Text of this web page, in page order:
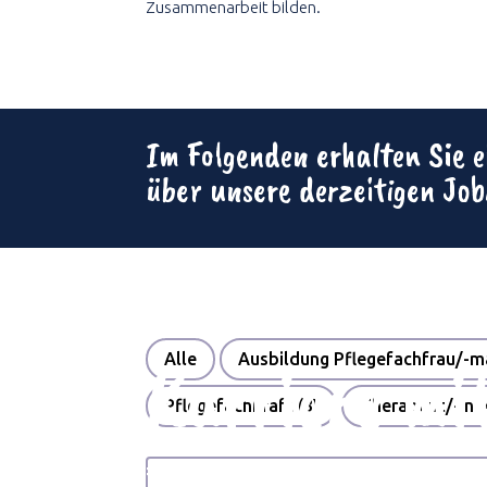
Karriere
#MEHRZEIT
Zusammenarbeit bilden.
Im Folgenden erhalten Sie
über unsere derzeitigen
Alle Ausbildung Pflegefachfrau/-
Pflegefachkraft (3) Therapeut/-in